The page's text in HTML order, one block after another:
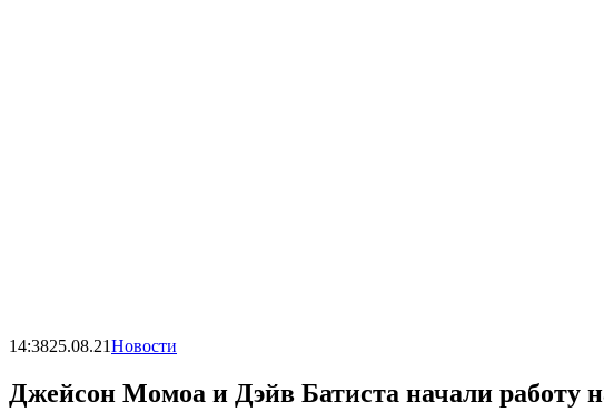
14:3825.08.21Новости
Джейсон Момоа и Дэйв Батиста начали работу